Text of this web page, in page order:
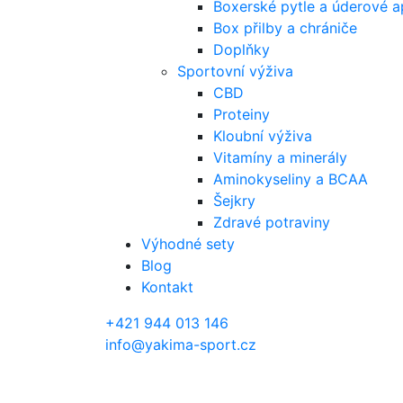
Boxerské pytle a úderové
Box přilby a chrániče
Doplňky
Sportovní výživa
CBD
Proteiny
Kloubní výživa
Vitamíny a minerály
Aminokyseliny a BCAA
Šejkry
Zdravé potraviny
Výhodné sety
Blog
Kontakt
+421 944 013 146
info@yakima-sport.cz